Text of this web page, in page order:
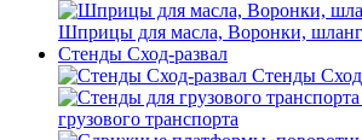
Шприцы для масла, Воронки,
Стенды Сход-развал
Стенды
грузового транспорта